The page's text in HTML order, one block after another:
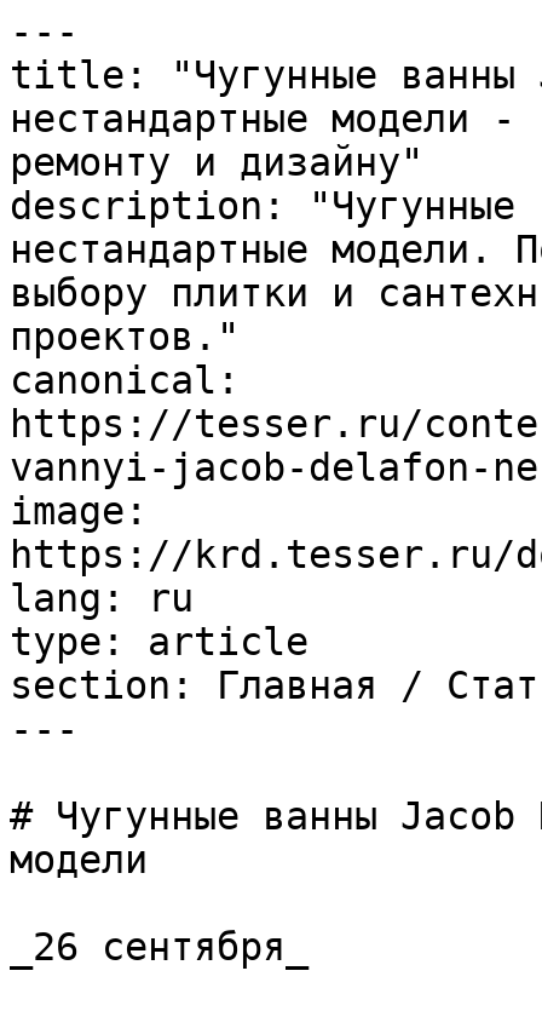
---
title: "Чугунные ванны
нестандартные модели -
ремонту и дизайну"
description: "Чугунные
нестандартные модели.
выбору плитки и
проектов."
canonical:
https://tesser.ru/
vannyi-jacob-delafon-
image:
https://krd.tesser.ru/
lang: ru
type: article
section: Главная /
---
# Чугунные ванны
модели
_26 сентября_